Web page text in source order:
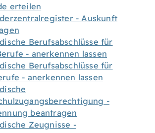
erteilen
- Auskunft
Berufsabschlüsse für
- anerkennen lassen
Berufsabschlüsse für
- anerkennen lassen
-
beantragen
Zeugnisse -